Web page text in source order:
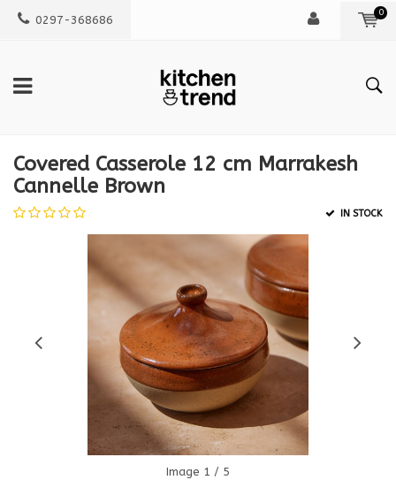
0297-368686
0
Covered Casserole 12 cm Marrakesh
Cannelle Brown
IN STOCK
Image 1 / 5